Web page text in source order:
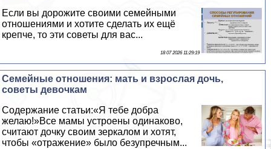
Если вы дорожите своими семейными
отношениями и хотите сделать их ещё
крепче, то эти советы для вас...
18 07 2026 11:29:19
Семейные отношения: мать и взрослая дочь,
советы дeвoчкам
Содержание статьи:«Я тебе добра
желаю!»Все мамы устроены одинаково,
считают дочку своим зеркалом и хотят,
чтобы «отражение» было безупречным...